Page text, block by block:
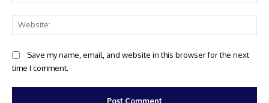
Save my name, email, and website in this browser for the next
time I comment.